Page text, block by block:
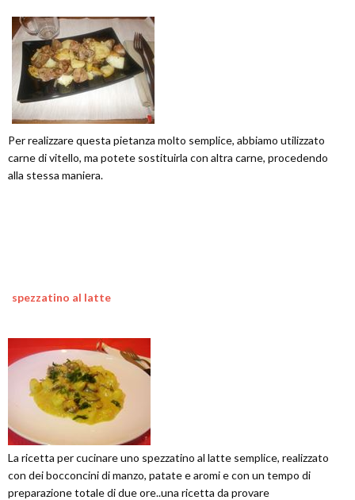
Per realizzare questa pietanza molto semplice, abbiamo utilizzato
carne di vitello, ma potete sostituirla con altra carne, procedendo
alla stessa maniera.
spezzatino al latte
La ricetta per cucinare uno spezzatino al latte semplice, realizzato
con dei bocconcini di manzo, patate e aromi e con un tempo di
preparazione totale di due ore..una ricetta da provare